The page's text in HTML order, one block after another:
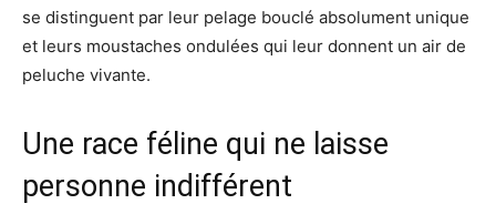
se distinguent par leur pelage bouclé absolument unique
et leurs moustaches ondulées qui leur donnent un air de
peluche vivante.
Une race féline qui ne laisse
personne indifférent